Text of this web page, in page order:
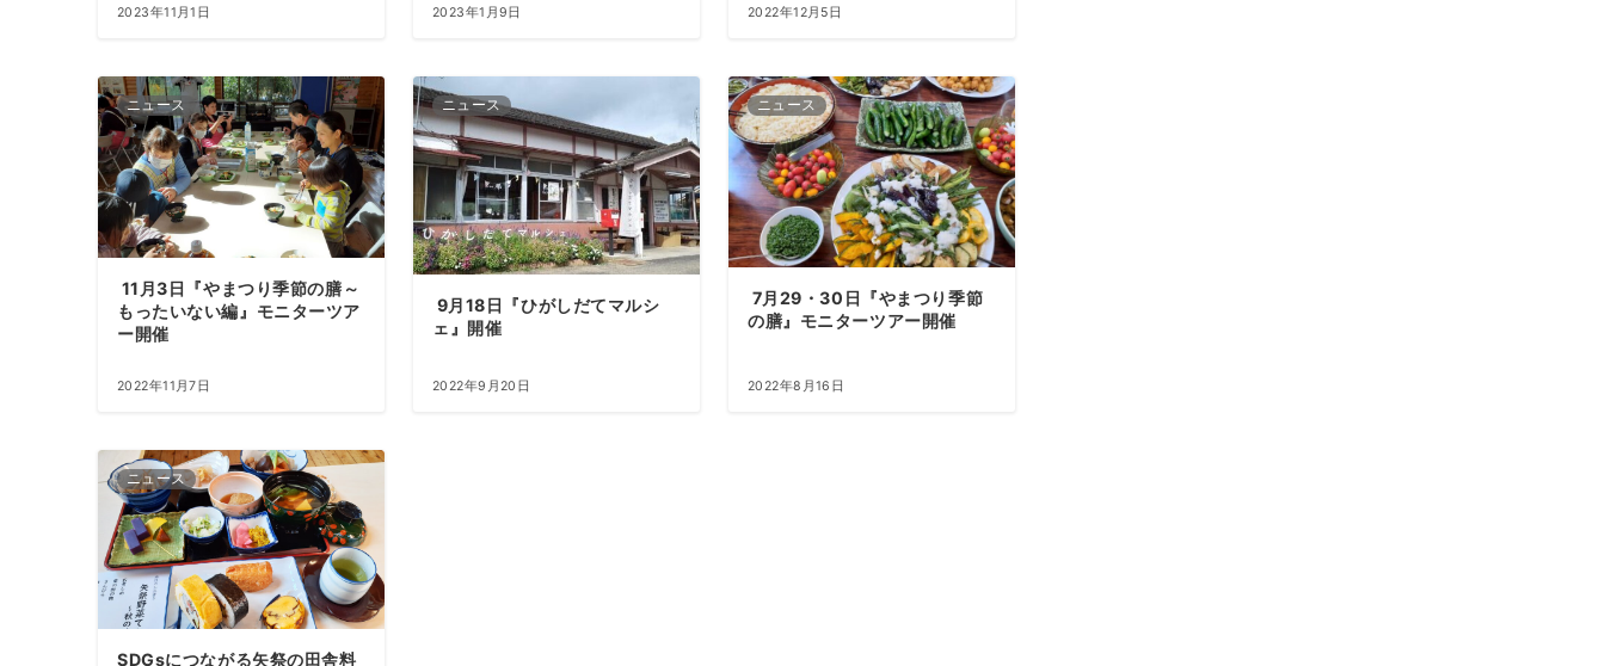
2023年11月1日 2023年1月9日 2022年12月5日
ニュース
11月3日『やまつり季節の膳～
もったいない編』モニターツア
ー開催
2022年11月7日
ニュース
9月18日『ひがしだてマルシ
ェ』開催
2022年9月20日
ニュース
7月29・30日『やまつり季節
の膳』モニターツアー開催
2022年8月16日
ニュース
SDGsにつながる矢祭の田舎料